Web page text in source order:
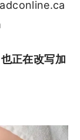
正在改写加